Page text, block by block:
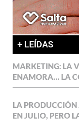
+ LEÍDAS
MARKETING: LA
ENAMORA… LA
LA
EN JULIO, PERO